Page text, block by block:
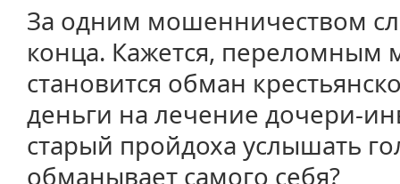
За одним мошенничеством
конца. Кажется, переломным
становится обман
деньги на лечение дочери-
старый пройдоха услышать
обманывает самого себя?